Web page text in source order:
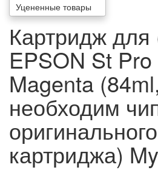
Уцененные товары
Картридж для
EPSON St
Magenta
необходим
оригинального
картриджа)